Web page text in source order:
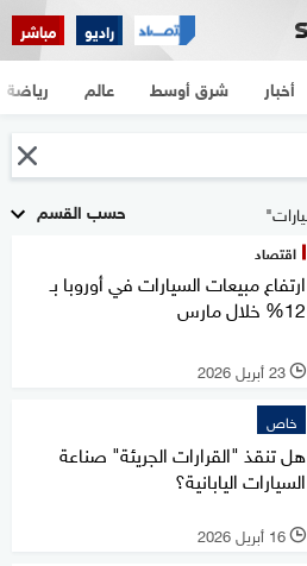
راديو مباشر
أخبار شرق أوسط عالم رياضة
حسب القسم
اقتصاد
ارتفاع مبيعات السيارات في أوروبا بـ
12% خلال مارس
l 23 أبريل 2026
خاص
هل تنقذ "القرارات الجريئة" صناعة
السيارات اليابانية؟
l 16 أبريل 2026